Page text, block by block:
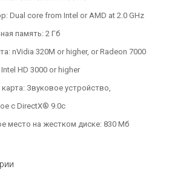
Dual core from Intel or AMD at 2.0 GHz
память: 2 Гб
nVidia 320M or higher, or Radeon 7000
HD 3000 or higher
Звуковое устройство,
с DirectX® 9.0с
место на жестком диске: 830 Мб